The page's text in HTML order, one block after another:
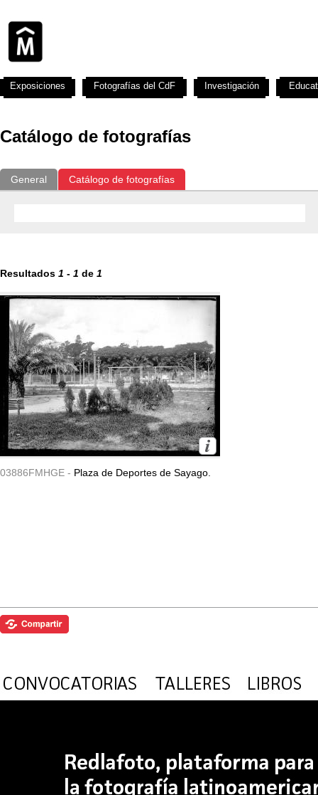
Catálogo de fotografías
General Catálogo de fotografías
Resultados 1 - 1 de 1
03886FMHGE - Plaza de Deportes de Sayago.
Exposiciones Fotografías del CdF Investigación